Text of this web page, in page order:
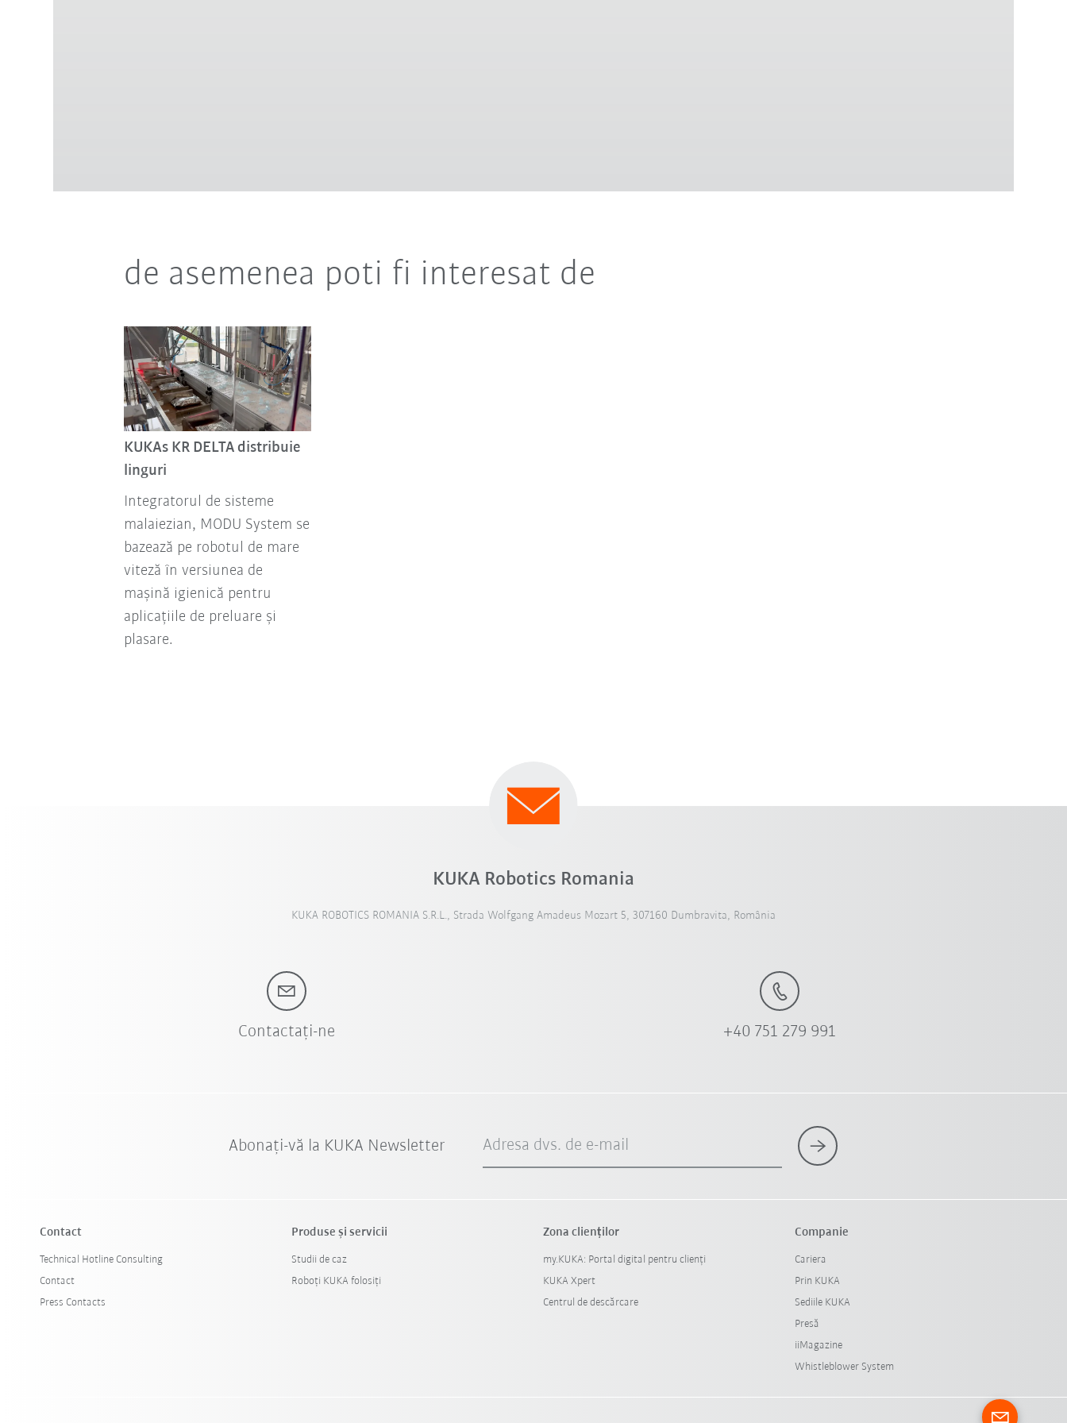
de asemenea poti fi interesat de
KUKAs KR DELTA distribuie
linguri
Integratorul de sisteme
malaiezian, MODU System se
bazează pe robotul de mare
viteză în versiunea de
mașină igienică pentru
aplicațiile de preluare și
plasare.
KUKA Robotics Romania
KUKA ROBOTICS ROMANIA S.R.L., Strada Wolfgang Amadeus Mozart 5, 307160 Dumbravita, România
Contactați-ne +40 751 279 991
Abonați-vă la KUKA Newsletter Adresa dvs. de e-mail
Contact
Technical Hotline Consulting
Contact
Press Contacts
Produse şi servicii
Studii de caz
Roboți KUKA folosiți
Zona clienților
my.KUKA: Portal digital pentru clienți
KUKA Xpert
Centrul de descărcare
Companie
Cariera
Prin KUKA
Sediile KUKA
Presă
iiMagazine
Whistleblower System